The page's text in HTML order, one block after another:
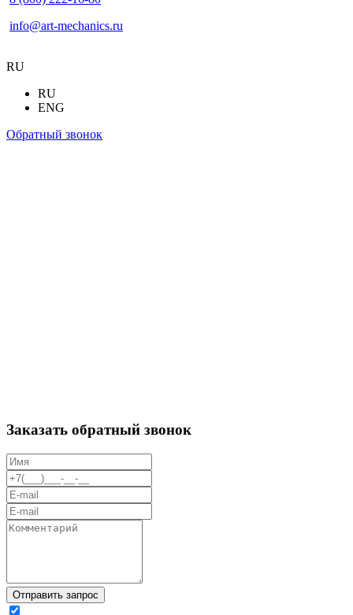
info@art-mechanics.ru
RU
RU
ENG
Обратный звонок
Заказать обратный звонок
Отправить запрос